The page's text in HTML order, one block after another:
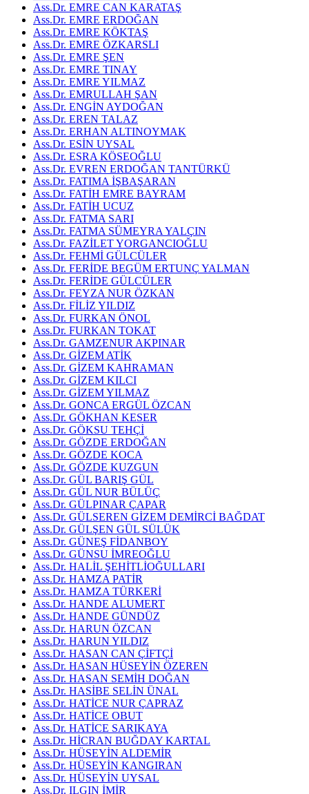
Ass.Dr. EMRE CAN KARATAŞ
Ass.Dr. EMRE ERDOĞAN
Ass.Dr. EMRE KÖKTAŞ
Ass.Dr. EMRE ÖZKARSLI
Ass.Dr. EMRE ŞEN
Ass.Dr. EMRE TINAY
Ass.Dr. EMRE YILMAZ
Ass.Dr. EMRULLAH ŞAN
Ass.Dr. ENGİN AYDOĞAN
Ass.Dr. EREN TALAZ
Ass.Dr. ERHAN ALTINOYMAK
Ass.Dr. ESİN UYSAL
Ass.Dr. ESRA KÖSEOĞLU
Ass.Dr. EVREN ERDOĞAN TANTÜRKÜ
Ass.Dr. FATIMA İŞBAŞARAN
Ass.Dr. FATİH EMRE BAYRAM
Ass.Dr. FATİH UCUZ
Ass.Dr. FATMA SARI
Ass.Dr. FATMA SÜMEYRA YALÇIN
Ass.Dr. FAZİLET YORGANCIOĞLU
Ass.Dr. FEHMİ GÜLCÜLER
Ass.Dr. FERİDE BEGÜM ERTUNÇ YALMAN
Ass.Dr. FERİDE GÜLCÜLER
Ass.Dr. FEYZA NUR ÖZKAN
Ass.Dr. FİLİZ YILDIZ
Ass.Dr. FURKAN ÖNOL
Ass.Dr. FURKAN TOKAT
Ass.Dr. GAMZENUR AKPINAR
Ass.Dr. GİZEM ATİK
Ass.Dr. GİZEM KAHRAMAN
Ass.Dr. GİZEM KILCI
Ass.Dr. GİZEM YILMAZ
Ass.Dr. GONCA ERGÜL ÖZCAN
Ass.Dr. GÖKHAN KESER
Ass.Dr. GÖKSU TEHÇİ
Ass.Dr. GÖZDE ERDOĞAN
Ass.Dr. GÖZDE KOCA
Ass.Dr. GÖZDE KUZGUN
Ass.Dr. GÜL BARIŞ GÜL
Ass.Dr. GÜL NUR BÜLÜÇ
Ass.Dr. GÜLPINAR ÇAPAR
Ass.Dr. GÜLSEREN GİZEM DEMİRCİ BAĞDAT
Ass.Dr. GÜLŞEN GÜL SÜLÜK
Ass.Dr. GÜNEŞ FİDANBOY
Ass.Dr. GÜNSU İMREOĞLU
Ass.Dr. HALİL ŞEHİTLİOĞULLARI
Ass.Dr. HAMZA PATİR
Ass.Dr. HAMZA TÜRKERİ
Ass.Dr. HANDE ALUMERT
Ass.Dr. HANDE GÜNDÜZ
Ass.Dr. HARUN ÖZCAN
Ass.Dr. HARUN YILDIZ
Ass.Dr. HASAN CAN ÇİFTÇİ
Ass.Dr. HASAN HÜSEYİN ÖZEREN
Ass.Dr. HASAN SEMİH DOĞAN
Ass.Dr. HASİBE SELİN ÜNAL
Ass.Dr. HATİCE NUR ÇAPRAZ
Ass.Dr. HATİCE OBUT
Ass.Dr. HATİCE SARIKAYA
Ass.Dr. HİCRAN BUĞDAY KARTAL
Ass.Dr. HÜSEYİN ALDEMİR
Ass.Dr. HÜSEYİN KANGIRAN
Ass.Dr. HÜSEYİN UYSAL
Ass.Dr. ILGIN İMİR